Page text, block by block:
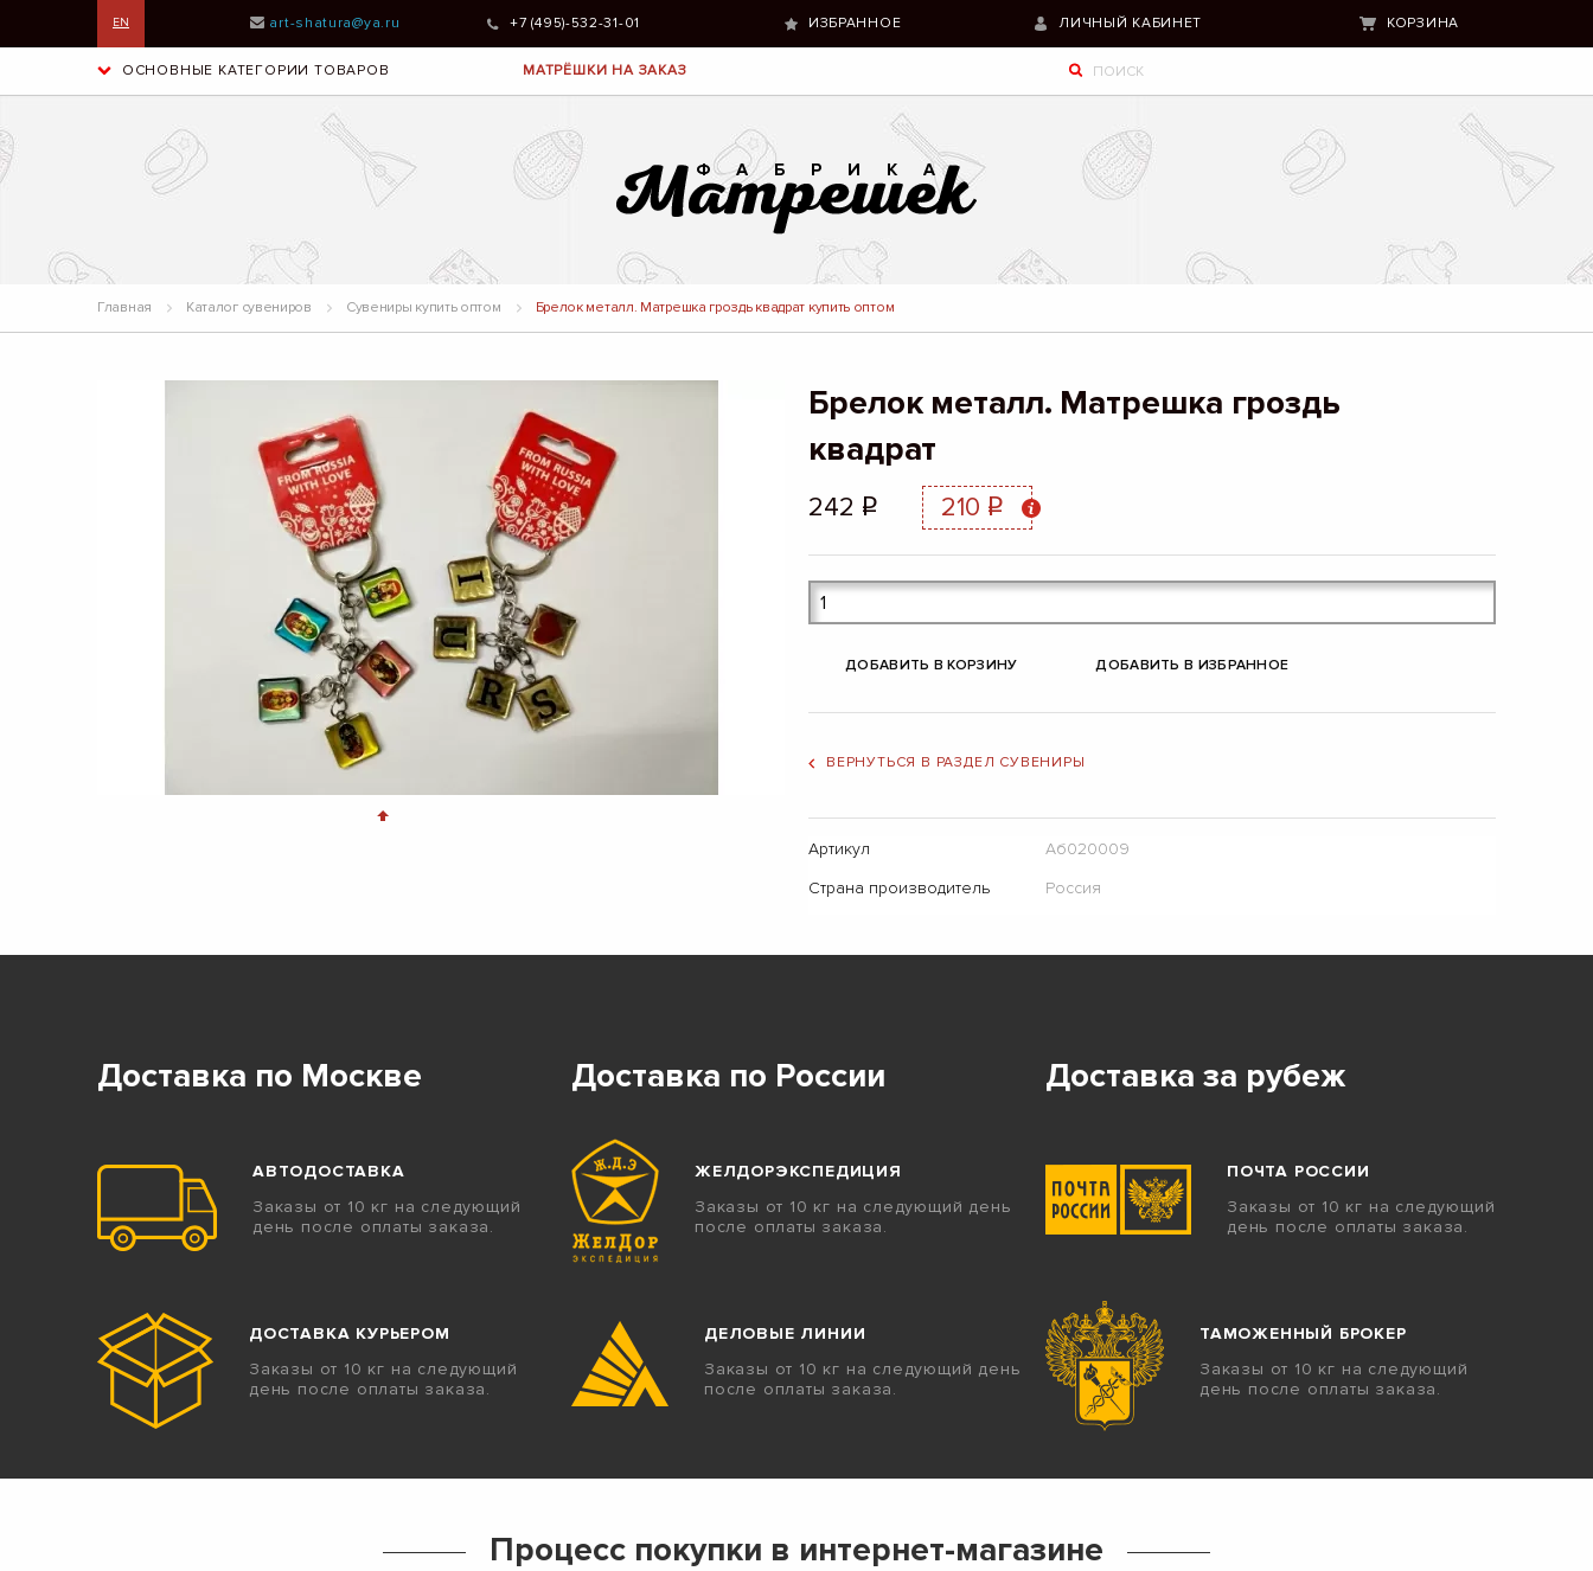
EN art-shatura@ya.ru +7 (495)-532-31-01 ИЗБРАННОЕ ЛИЧНЫЙ КАБИНЕТ КОРЗИНА
ОСНОВНЫЕ КАТЕГОРИИ ТОВАРОВ МАТРЁШКИ НА ЗАКАЗ
Главная Каталог сувениров Сувениры купить оптом Брелок металл. Матрешка гроздь квадрат купить оптом
Брелок металл. Матрешка гроздь
квадрат
242 q 210 q
ДОБАВИТЬ В КОРЗИНУ ДОБАВИТЬ В ИЗБРАННОЕ
ВЕРНУТЬСЯ В РАЗДЕЛ СУВЕНИРЫ
Артикул
Аб020009
Страна производитель
Россия
Доставка по Москве
АВТОДОСТАВКА
Заказы от 10 кг на следующий
день после оплаты заказа.
Доставка по России
ЖЕЛДОРЭКСПЕДИЦИЯ
Заказы от 10 кг на следующий день
после оплаты заказа.
Доставка за рубеж
ПОЧТА РОССИИ
Заказы от 10 кг на следующий
день после оплаты заказа.
ДОСТАВКА КУРЬЕРОМ
Заказы от 10 кг на следующий
день после оплаты заказа.
ДЕЛОВЫЕ ЛИНИИ
Заказы от 10 кг на следующий день
после оплаты заказа.
ТАМОЖЕННЫЙ БРОКЕР
Заказы от 10 кг на следующий
день после оплаты заказа.
Процесс покупки в интернет-магазине